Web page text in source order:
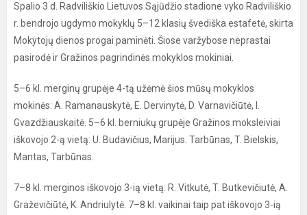
Spalio 3 d. Radviliškio Lietuvos Sąjūdžio stadione vyko Radviliškio
r. bendrojo ugdymo mokyklų 5–12 klasių švediška estafetė, skirta
Mokytojų dienos progai paminėti. Šiose varžybose neprastai
pasirodė ir Gražinos pagrindinės mokyklos mokiniai.
5–6 kl. merginų grupėje 4-tą užėmė šios mūsų mokyklos
mokinės: A. Ramanauskytė, E. Dervinytė, D. Varnavičiūtė, I.
Gvazdžiauskaitė. 5–6 kl. berniukų grupėje Gražinos moksleiviai
iškovojo 2-ą vietą: U. Budavičius, Marijus. Tarbūnas, T. Bielskis,
Mantas, Tarbūnas.
7–8 kl. merginos iškovojo 3-ią vietą: R. Vitkutė, T. Butkevičiutė, A.
Graževičiūtė, K. Andriulytė. 7–8 kl. vaikinai taip pat iškovojo 3-ią